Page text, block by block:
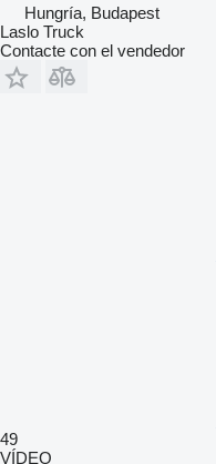
Hungría, Budapest
Laslo Truck
Contacte con el vendedor
49
VÍDEO